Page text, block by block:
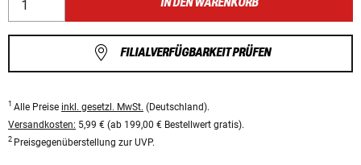
IN DEN WARENKORB
FILIALVERFÜGBARKEIT PRÜFEN
1 Alle Preise inkl. gesetzl. MwSt. (Deutschland).
Versandkosten: 5,99 € (ab 199,00 € Bestellwert gratis).
2 Preisgegenüberstellung zur UVP.